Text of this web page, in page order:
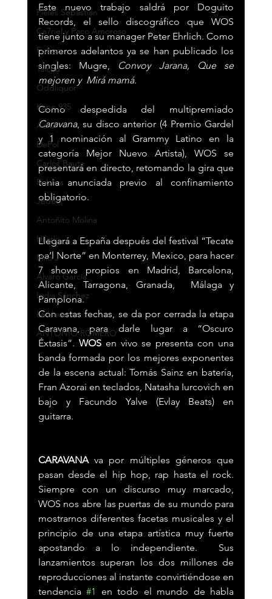
Pieles Sebastian
Ca7riel y Paco Amoroso
Fuego
Taichu
Oddliquor
Kane 935
Acru
DePol
Carlos Baute
Robleis
Jedet
Antoñito Molina
Hilario
Milo J
Álvaro García
Lydia Sánchez
La Llave
ANTONIO ROMERO
Este nuevo trabajo saldrá por Doguito
Records, el sello discográfico que WOS
tiene junto a su manager Peter Ehrlich. Como
primeros adelantos ya se han publicado los
singles: Mugre, Convoy Jarana, Que se
mejoren y  Mirá mamá.
Caravana, su disco anterior (4 Premio Gardel
y 1 nominación al Grammy Latino en la
categoría Mejor Nuevo Artista), WOS se
presentará en directo, retomando la gira que
tenia anunciada previo al confinamiento
obligatorio.
Llegará a España después del festival “Tecate
pa’l Norte” en Monterrey, Mexico, para hacer
7 shows propios en Madrid, Barcelona,
Alicante, Tarragona, Granada,  Málaga y
Pamplona.
Con estas fechas, se da por cerrada la etapa
Caravana, para darle lugar a “Oscuro
Éxtasis”. WOS en vivo se presenta con una
banda formada por los mejores exponentes
de la escena actual: Tomás Sainz en batería,
Fran Azorai en teclados, Natasha Iurcovich en
bajo y Facundo Yalve (Evlay Beats) en
guitarra.
CARAVANA va por múltiples géneros que
pasan desde el hip hop, rap hasta el rock.
Siempre con un discurso muy marcado,
WOS nos abre las puertas de su mundo para
mostrarnos diferentes facetas musicales y el
principio de una etapa artística muy fuerte
apostando a lo independiente.  Sus
lanzamientos superan los dos millones de
reproducciones al instante convirtiéndose en
tendencia #1 en todo el mundo de habla